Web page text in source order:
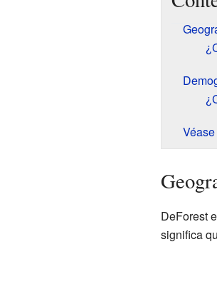
DeForest
significa